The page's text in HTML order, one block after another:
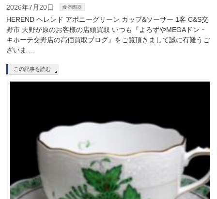
2026年7月20日 食器陶器
HEREND ヘレンド アポニーグリーン カップ&ソーサー 1客 C&S交
野市 天野が原のお客様の店頭買取 いつも『よろずやMEGAドン・
キホーテ交野店の高価買取ブログ』をご覧頂きまして誠に有難うご
ざいま …
この記事を読む